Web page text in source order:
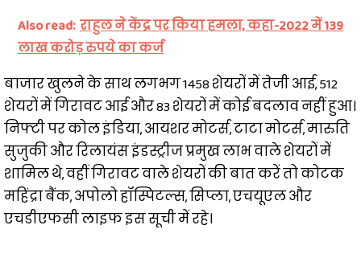
Also read: राहुल ने केंद्र पर किया हमला, कहा-2022 में 139
लाख करोड़ रुपये का कर्ज
बाजार खुलने के साथ लगभग 1458 शेयरों में तेजी आई, 512
शेयरों में गिरावट आई और 83 शेयरों में कोई बदलाव नहीं हुआ।
निफ्टी पर कोल इंडिया, आयशर मोटर्स, टाटा मोटर्स, मारुति
सुजुकी और रिलायंस इंडस्ट्रीज प्रमुख लाभ वाले शेयरों में
शामिल थे, वहीं गिरावट वाले शेयरों की बात करें तो कोटक
महिंद्रा बैंक, अपोलो हॉस्पिटल्स, सिप्ला, एचयूएल और
एचडीएफसी लाइफ इस सूची में रहे।